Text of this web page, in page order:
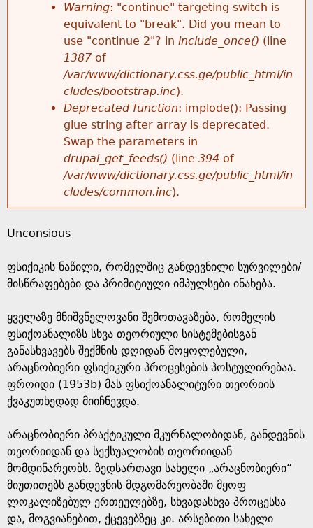
g
e
Warning: "continue" targeting switch is
equivalent to "break". Did you mean to
use "continue 2"? in include_once() (line
1387 of
/var/www/dictionary.css.ge/public_html/in
cludes/bootstrap.inc).
Deprecated function: implode(): Passing
glue string after array is deprecated.
Swap the parameters in
drupal_get_feeds() (line 394 of
/var/www/dictionary.css.ge/public_html/in
cludes/common.inc).
Unconsious
ფსიქიკის ნაწილი, რომელშიც განდევნილი სურვილები/
მისწრაფებები და პრიმიტიული იმპულსები ინახება.
ყველაზე მნიშვნელოვანი შემოთავაზება, რომელის
ფსიქოანალიზს სხვა თეორიული სისტემებისგან
განასხვავებს შექმნის დღიდან მოყოლებული,
არაცნობიერი ფსიქიკური პროცესების პოსტულირებაა.
ფროიდი (1953b) მას ფსიქოანალიტური თეორიის
ქვაკუთხედად მიიჩნევდა.
არაცნობიერი პრაქტიკული მკურნალობიდან, განდევნის
თეორიიდან და სექსუალობის თეორიიდან
მომდინარეობს. ზედსართავი სახელი „არაცნობიერი“
მიუთითებს განდევნის მდგომარეობაში მყოფ
ლოკალიზებულ ერთეულებზე, სხვადასხვა პროცესსა
და, მოგვიანებით, ქცევებზეც კი. არსებითი სახელი